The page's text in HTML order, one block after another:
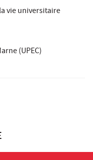
vie universitaire
(UPEC)